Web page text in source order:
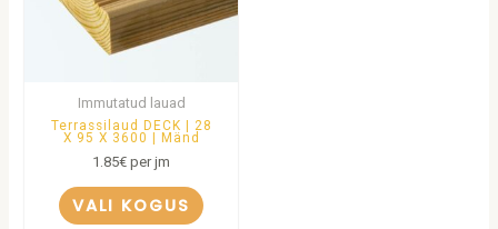
Immutatud lauad
Terrassilaud DECK | 28
X 95 X 3600 | Mänd
1.85€ per jm
VALI KOGUS